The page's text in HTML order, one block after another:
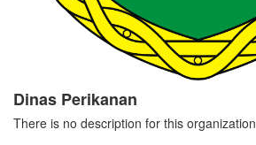
Dinas Perikanan
There is no description for this organization